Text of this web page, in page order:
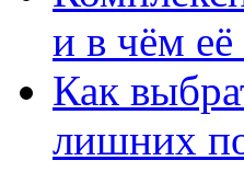
и в чём
Как
лишних